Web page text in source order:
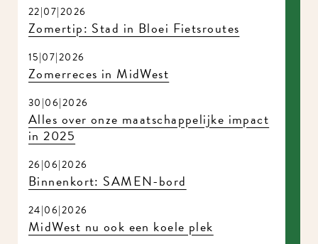
22|07|2026
Zomertip: Stad in Bloei Fietsroutes
15|07|2026
Zomerreces in MidWest
30|06|2026
Alles over onze maatschappelijke impact
in 2025
26|06|2026
Binnenkort: SAMEN-bord
24|06|2026
MidWest nu ook een koele plek